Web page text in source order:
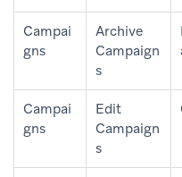
Campai
gns
Archive
Campaign
s
Campai
gns
Edit
Campaign
s